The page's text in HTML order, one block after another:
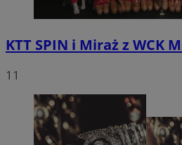
KTT SPIN i Miraż z WCK
11